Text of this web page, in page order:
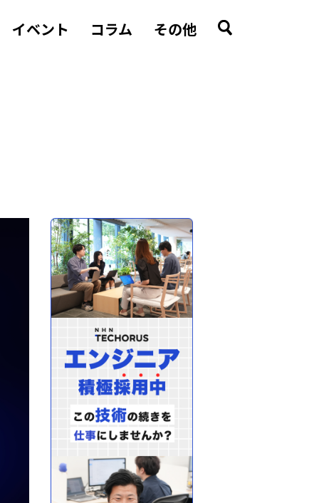
イベント コラム その他